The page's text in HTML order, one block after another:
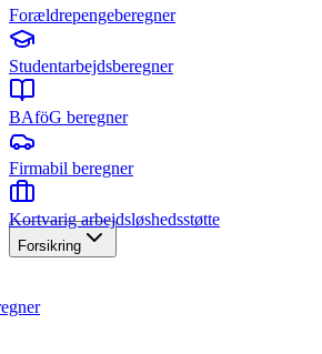
Forældrepengeberegner
Studentarbejdsberegner
BAföG beregner
Firmabil beregner
Kortvarig arbejdsløshedsstøtte
Forsikring